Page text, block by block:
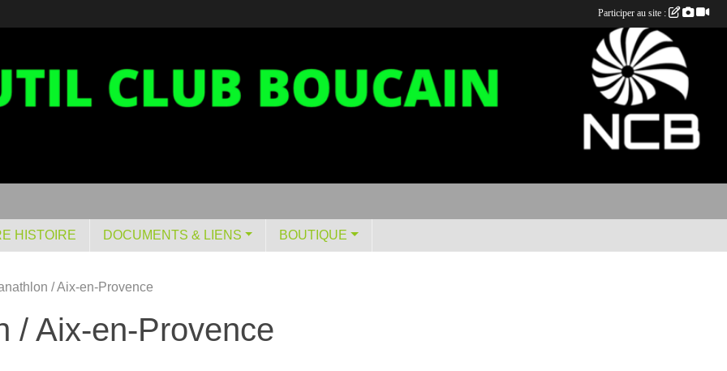
HISTOIRE DOCUMENTS & LIENS BOUTIQUE
/ Aix-en-Provence
/ Aix-en-Provence
Participer au site :